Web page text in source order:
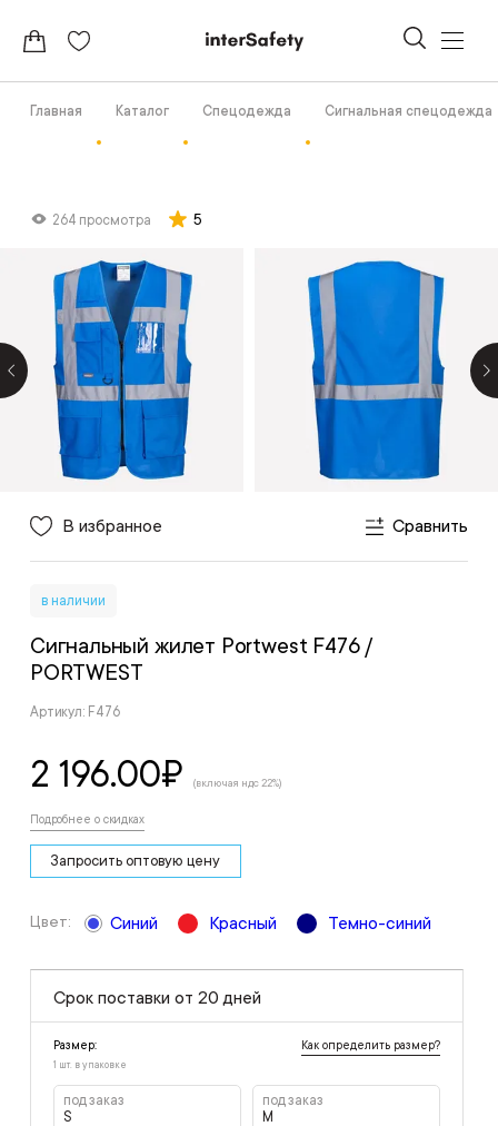
Главная Каталог Спецодежда Сигнальная спецодежда
264 просмотра 5
В избранное Сравнить
в наличии
Сигнальный жилет Portwest F476 /
PORTWEST
Артикул: F476
2 196.00₽ (включая ндс 22%)
Подробнее о скидках
Запросить оптовую цену
Цвет: Синий Красный Темно-синий
Срок поставки от 20 дней
Размер: Как определить размер?
1 шт. в упаковке
под заказ
S
под заказ
M